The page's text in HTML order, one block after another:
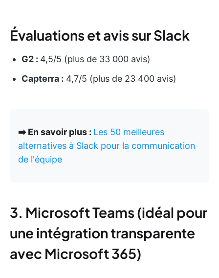
Évaluations et avis sur Slack
G2 : 4,5/5 (plus de 33 000 avis)
Capterra : 4,7/5 (plus de 23 400 avis)
➡️ En savoir plus : Les 50 meilleures
alternatives à Slack pour la communication
de l'équipe
3. Microsoft Teams (idéal pour
une intégration transparente
avec Microsoft 365)